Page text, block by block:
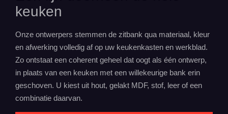
keuken
Onze ontwerpers stemmen de zitbank qua materiaal, kleur
en afwerking volledig af op uw keukenkasten en werkblad.
Zo ontstaat een coherent geheel dat oogt als één ontwerp,
in plaats van een keuken met een willekeurige bank erin
geschoven. U kiest uit hout, gelakt MDF, stof, leer of een
combinatie daarvan.